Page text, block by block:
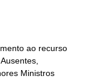
ao recurso
Ministros